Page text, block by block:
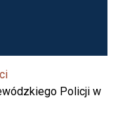
Policji w